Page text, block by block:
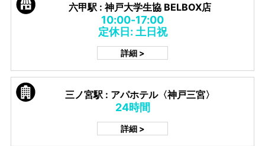
六甲駅 : 神戸大学生協 BELBOX店
10:00-17:00
定休日: 土日祝
詳細 >
三ノ宮駅 : アパホテル〈神戸三宮〉
24時間
詳細 >